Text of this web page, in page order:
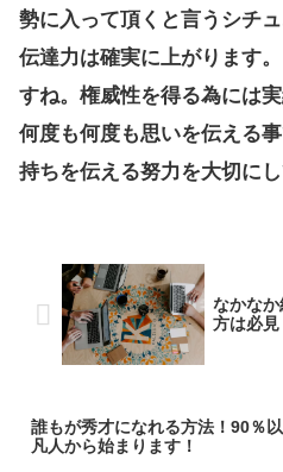
勢に入って頂くと言うシチ
伝達力は確実に上がります
すね。権威性を得る為には
何度も何度も思いを伝える
持ちを伝える努力を大切にし
なかな
方は必見
誰もが秀才になれる方法！90％
凡人から始まります！